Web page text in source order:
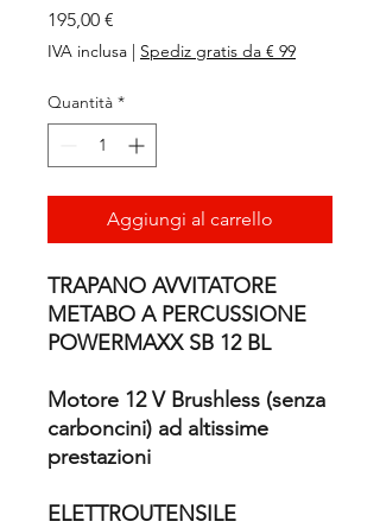
195,00 €
IVA inclusa | Spediz gratis da € 99
Quantità *
Aggiungi al carrello
TRAPANO AVVITATORE
METABO A PERCUSSIONE
POWERMAXX SB 12 BL
Motore 12 V Brushless (senza
carboncini) ad altissime
prestazioni
ELETTROUTENSILE